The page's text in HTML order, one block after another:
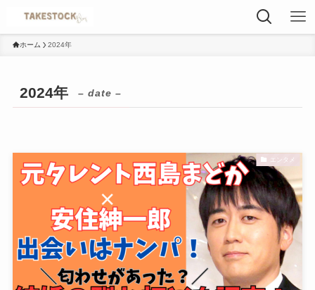
ホーム 2024年
2024年 – date –
エンタメ